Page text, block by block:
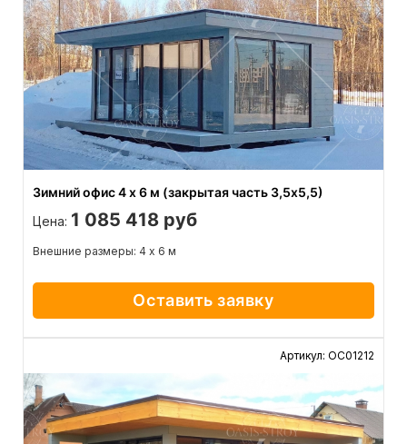
Зимний офис 4 х 6 м (закрытая часть 3,5х5,5)
Цена: 1 085 418 руб
Внешние размеры: 4 х 6 м
Оставить заявку
Артикул: ОС01212